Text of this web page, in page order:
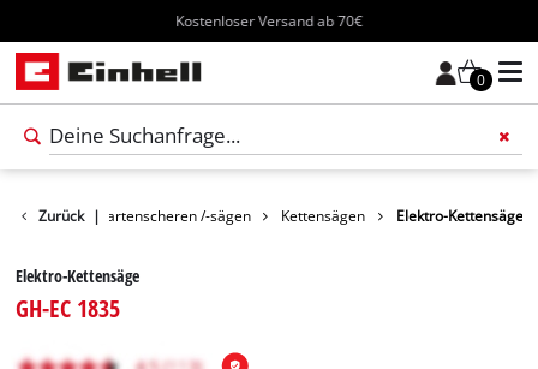
Kostenloser Versand ab 70€
0
Zurück |
Garten Gartenscheren /-sägen Kettensägen Elektro-Kettensäge
Elektro-Kettensäge
GH-EC 1835